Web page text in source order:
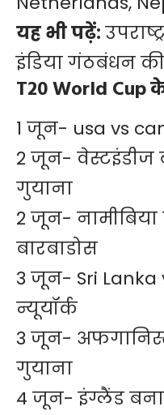
यह भी पढ़ें:
इंडिया गंठबंधन
T20 World Cup
1 जून- usa vs
2 जून- वेस्टइंडीज
गुयाना
2 जून-
बारबाडोस
3 जून- Sri Lanka
न्यूयॉर्क
3 जून-
गुयाना
4 जून- इंग्लैंड